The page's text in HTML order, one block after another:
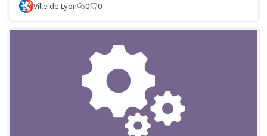
Ville de Lyon 0 0